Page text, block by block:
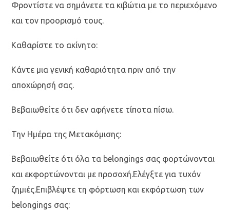
Φροντίστε να σημάνετε τα κιβώτια με το περιεχόμενο
και τον προορισμό τους.
Καθαρίστε το ακίνητο:
Κάντε μια γενική καθαριότητα πριν από την
αποχώρησή σας.
Βεβαιωθείτε ότι δεν αφήνετε τίποτα πίσω.
Την Ημέρα της Μετακόμισης:
Βεβαιωθείτε ότι όλα τα belongings σας φορτώνονται
και εκφορτώνονται με προσοχή.Ελέγξτε για τυχόν
ζημιές.Επιβλέψτε τη φόρτωση και εκφόρτωση των
belongings σας: